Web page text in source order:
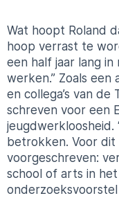
Wat hoopt Roland
hoop verrast te
een half jaar lang in
werken.” Zoals een
en collega’s van
schreven voor een
jeugdwerkloosheid.
betrokken. Voor
voorgeschreven:
school of arts in